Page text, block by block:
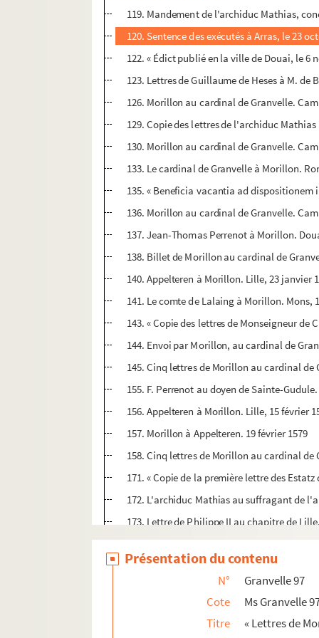
119. Mandement de l'archiduc Mathias,
120. Sentence des exécutés à Arras, le 23
122. « Édict publié en la ville de Douai, le 6
123. Lettres de Guillaume de Heses à M. de
126. Morillon au cardinal de Granvelle.
129. Copie des lettres de l'archiduc
130. Morillon au cardinal de Granvelle.
133. Le cardinal de Granvelle à Morillon.
135. « Beneficia vacantia ad
136. Morillon au cardinal de Granvelle.
137. Jean-Thomas Perrenot à Morillon.
138. Billet de Morillon au cardinal de
140. Appelteren à Morillon. Lille, 23 janvier
141. Le comte de Lalaing à Morillon.
143. « Copie des lettres de Monseigneur
144. Envoi par Morillon, au cardinal de
145. Cinq lettres de Morillon au cardinal
155. F. Perrenot au doyen de Sainte-
156. Appelteren à Morillon. Lille, 15 février
157. Morillon à Appelteren. 19 février 1579
158. Cinq lettres de Morillon au cardinal
171. « Copie de la première lettre des
172. L'archiduc Mathias au suffragant de
173. Lettre de Philippe II au chapitre de
175. Morillon au cardinal de Granvelle.
177. F. Perrenot au prévôt Morillon.
178. Morillon au cardinal de Granvelle.
182. « Copie des ordonnances des
183. Antoine Mouchet, s.r de Myon, à
Présentation du contenu
N°
Granvelle 97
Cote
Ms Granvelle
Titre
« Lettres de